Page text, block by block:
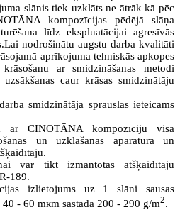
slānis tiek uzklāts ne ātrāk kā pēc
kompozīcijas pēdējā slāņa
līdz ekspluatācijai agresīvās
nodrošinātu augstu darba kvalitāti
aprīkojuma tehniskās apkopes
ar smidzināšanas metodi
caur krāsas smidzinātāju
smidzinātāja sprauslas ieteicams
ar CINOTĀNA kompozīciju visa
un uzklāšanas aparatūra un
var tikt izmantotas atšķaidītāju
189.
izlietojums uz 1 slāni sausas
- 60 mкm sastāda 200 - 290 g/m2.